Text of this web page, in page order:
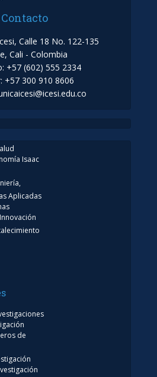
Contacto
Calle 18 No. 122-135
Cali - Colombia
+57 (602) 555 2334
+57 300 910 8606
Isaac
Aplicadas
de